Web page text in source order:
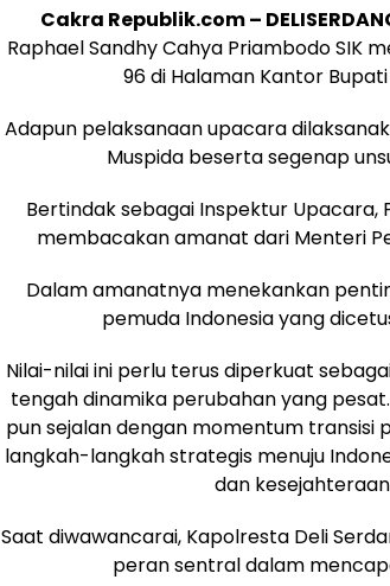
Cakra Republik.com –
Raphael Sandhy Cahya Priambodo SIK
96 di Halaman Kantor
Adapun pelaksanaan upacara
Muspida beserta segenap
Bertindak sebagai Inspektur Upacara,
membacakan amanat dari Menteri
Dalam amanatnya menekankan
pemuda Indonesia yang
Nilai-nilai ini perlu terus diperkuat
tengah dinamika perubahan yang
pun sejalan dengan momentum transisi
langkah-langkah strategis menuju
dan
Saat diwawancarai, Kapolresta Deli
peran sentral dalam